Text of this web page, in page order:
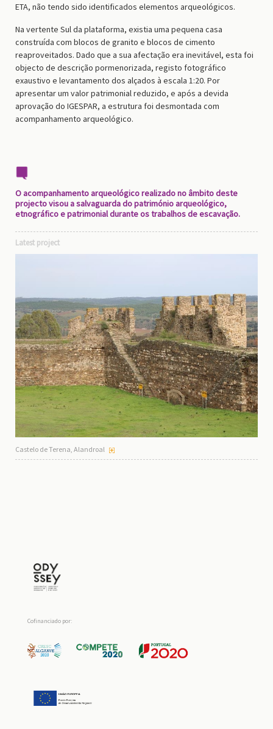
ETA, não tendo sido identificados elementos arqueológicos.
Na vertente Sul da plataforma, existia uma pequena casa
construída com blocos de granito e blocos de cimento
reaproveitados. Dado que a sua afectação era inevitável, esta foi
objecto de descrição pormenorizada, registo fotográfico
exaustivo e levantamento dos alçados à escala 1:20. Por
apresentar um valor patrimonial reduzido, e após a devida
aprovação do IGESPAR, a estrutura foi desmontada com
acompanhamento arqueológico.
O acompanhamento arqueológico realizado no âmbito deste
projecto visou a salvaguarda do património arqueológico,
etnográfico e patrimonial durante os trabalhos de escavação.
Latest project
Castelo de Terena, Alandroal
Cofinanciado por: